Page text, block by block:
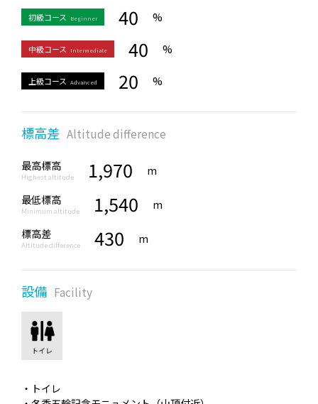
初級コース Beginner 40 %
中級コース Intermediate 40 %
上級コース Advanced 20 %
標高差 Altitude difference
最高標高
Highest altitude 1,970 m
最低標高
Minimum altitude 1,540 m
標高差
Altitude difference 430 m
設備 Facility
・トイレ